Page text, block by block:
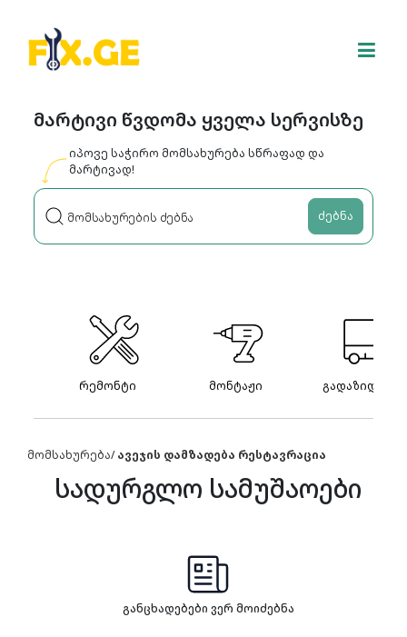
მარტივი წვდომა ყველა სერვისზე
იპოვე საჭირო მომსახურება სწრაფად და
მარტივად!
ძებნა
რემონტი მონტაჟი გადაზიდვები
მომსახურება/ავეჯის დამზადება რესტავრაცია
სადურგლო სამუშაოები
განცხადებები ვერ მოიძებნა